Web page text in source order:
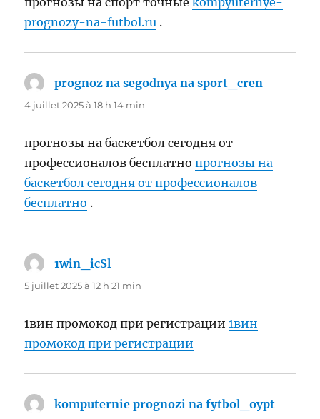
prognozy-na-futbol.ru .
prognoz na segodnya na sport_cren
4 juillet 2025 à 18 h 14 min
прогнозы на баскетбол сегодня от
профессионалов бесплатнопрогнозы на
баскетбол сегодня от профессионалов
бесплатно .
1win_icSl
5 juillet 2025 à 12 h 21 min
1вин промокод при регистрации1вин
промокод при регистрации
komputernie prognozi na fytbol_oypt